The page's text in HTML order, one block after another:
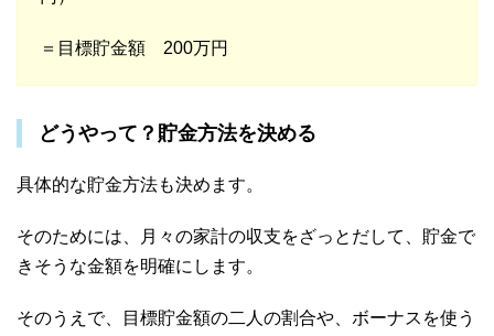
＝目標貯金額 200万円
どうやって？貯金方法を決める
具体的な貯金方法も決めます。
そのためには、月々の家計の収支をざっとだして、貯金で
きそうな金額を明確にします。
そのうえで、目標貯金額の二人の割合や、ボーナスを使う